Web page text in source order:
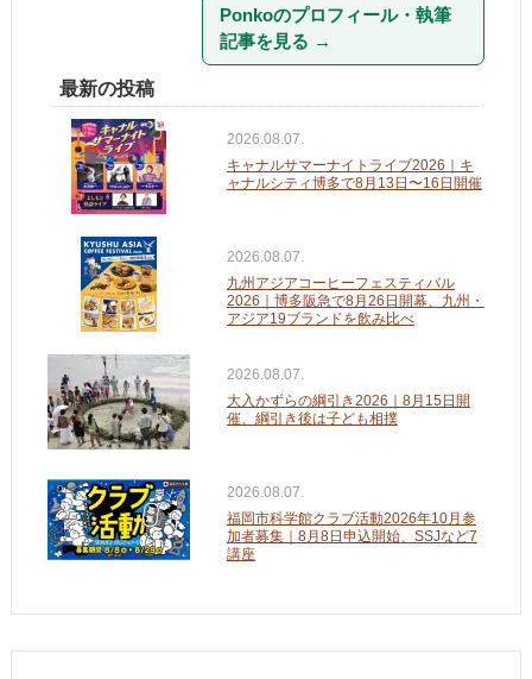
Ponkoのプロフィール・執筆
記事を見る →
最新の投稿
2026.08.07.
キャナルサマーナイトライブ2026｜キ
ャナルシティ博多で8月13日〜16日開催
2026.08.07.
九州アジアコーヒーフェスティバル
2026｜博多阪急で8月26日開幕、九州・
アジア19ブランドを飲み比べ
2026.08.07.
大入かずらの綱引き2026｜8月15日開
催、綱引き後は子ども相撲
2026.08.07.
福岡市科学館クラブ活動2026年10月参
加者募集｜8月8日申込開始、SSJなど7
講座